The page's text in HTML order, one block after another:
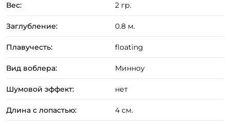
Вес: 2 гр.
Заглубление: 0.8 м.
Плавучесть: floating
Вид воблера: Минноу
Шумовой эффект: нет
Длина с лопастью: 4 см.
ФИО: *
Email: *
Придумайте пароль: *